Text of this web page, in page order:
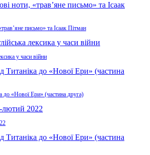
письмо» та Ісаак Пітман
у часи війни
до «Нової Ери» (частина друга)